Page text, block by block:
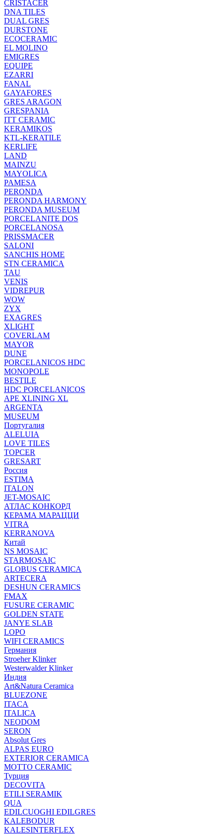
CRISTACER
DNA TILES
DUAL GRES
DURSTONE
ECOCERAMIC
EL MOLINO
EMIGRES
EQUIPE
EZARRI
FANAL
GAYAFORES
GRES ARAGON
GRESPANIA
ITT CERAMIC
KERAMIKOS
KTL-KERATILE
KERLIFE
LAND
MAINZU
MAYOLICA
PAMESA
PERONDA
PERONDA HARMONY
PERONDA MUSEUM
PORCELANITE DOS
PORCELANOSA
PRISSMACER
SALONI
SANCHIS HOME
STN CERAMICA
TAU
VENIS
VIDREPUR
WOW
ZYX
EXAGRES
XLIGHT
COVERLAM
MAYOR
DUNE
PORCELANICOS HDC
MONOPOLE
BESTILE
HDC PORCELANICOS
APE XLINING XL
ARGENTA
MUSEUM
Португалия
ALELUIA
LOVE TILES
TOPCER
GRESART
Россия
ESTIMA
ITALON
JET-MOSAIC
АТЛАС КОНКОРД
КЕРАМА МАРАЦЦИ
VITRA
KERRANOVA
Китай
NS MOSAIC
STARMOSAIC
GLOBUS CERAMICA
ARTECERA
DESHUN CERAMICS
FMAX
FUSURE CERAMIC
GOLDEN STATE
JANYE SLAB
LOPO
WIFI CERAMICS
Германия
Stroeher Klinker
Westerwalder Klinker
Индия
Art&Natura Ceramica
BLUEZONE
ITACA
ITALICA
NEODOM
SERON
Absolut Gres
ALPAS EURO
EXTERIOR CERAMICA
MOTTO CERAMIC
Турция
DECOVITA
ETILI SERAMIK
QUA
EDILCUOGHI EDILGRES
KALEBODUR
KALESINTERFLEX